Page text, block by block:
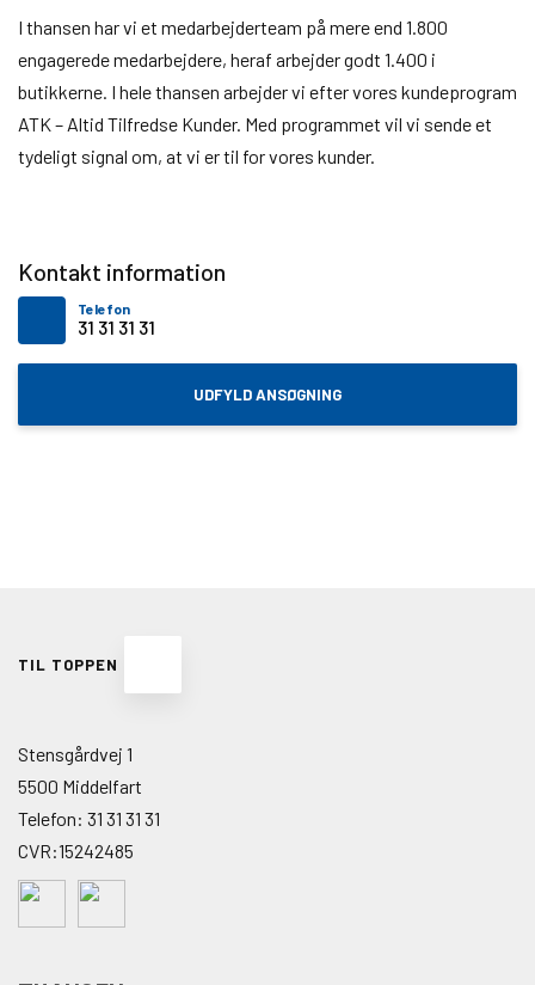
I thansen har vi et medarbejderteam på mere end 1.800
engagerede medarbejdere, heraf arbejder godt 1.400 i
butikkerne. I hele thansen arbejder vi efter vores kundeprogram
ATK – Altid Tilfredse Kunder. Med programmet vil vi sende et
tydeligt signal om, at vi er til for vores kunder.
Kontakt information
Telefon
31 31 31 31
UDFYLD ANSØGNING
TIL TOPPEN
Stensgårdvej 1
5500 Middelfart
Telefon: 31 31 31 31
CVR:15242485